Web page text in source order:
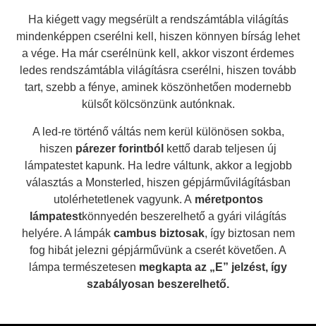
Ha kiégett vagy megsérült a rendszámtábla világítás
mindenképpen cserélni kell, hiszen könnyen bírság lehet
a vége. Ha már cserélnünk kell, akkor viszont érdemes
ledes rendszámtábla világításra cserélni, hiszen tovább
tart, szebb a fénye, aminek köszönhetően modernebb
külsőt kölcsönzünk autónknak.
A led-re történő váltás nem kerül különösen sokba,
hiszen párezer forintból kettő darab teljesen új
lámpatestet kapunk. Ha ledre váltunk, akkor a legjobb
választás a Monsterled, hiszen gépjárművilágításban
utolérhetetlenek vagyunk. A méretpontos
lámpatestkönnyedén beszerelhető a gyári világítás
helyére. A lámpák cambus biztosak, így biztosan nem
fog hibát jelezni gépjárművünk a cserét követően. A
lámpa természetesen megkapta az „E” jelzést, így
szabályosan beszerelhető.